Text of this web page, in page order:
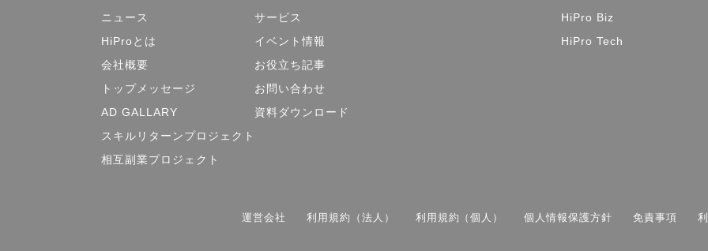
ニュース
HiProとは
会社概要
トップメッセージ
AD GALLARY
スキルリターンプロジェクト
相互副業プロジェクト
サービス
イベント情報
お役立ち記事
お問い合わせ
資料ダウンロード
HiPro Biz
HiPro Tech
運営会社 利用規約（法人） 利用規約（個人） 個人情報保護方針 免責事項